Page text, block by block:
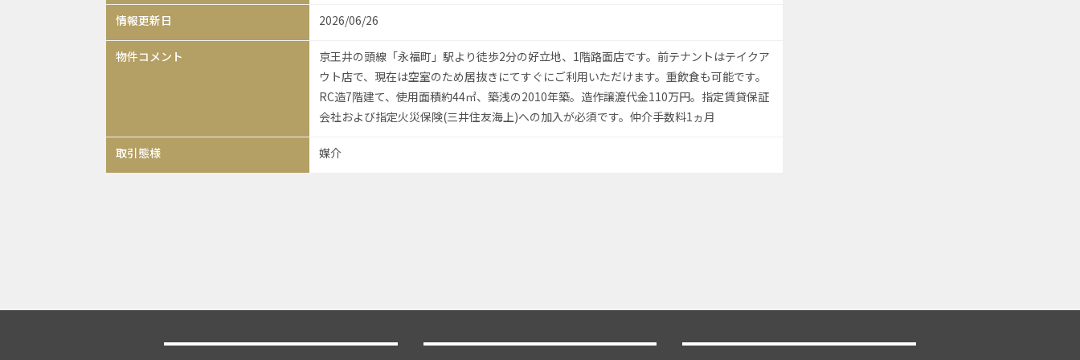
情報更新日 2026/06/26
物件コメント
京王井の頭線「永福町」駅より徒歩2分の好立地、1階路面店です。前テナントはテイクア
ウト店で、現在は空室のため居抜きにてすぐにご利用いただけます。重飲食も可能です。
RC造7階建て、使用面積約44㎡、築浅の2010年築。造作譲渡代金110万円。指定賃貸保証
会社および指定火災保険(三井住友海上)への加入が必須です。仲介手数料1ヵ月
取引態様 媒介